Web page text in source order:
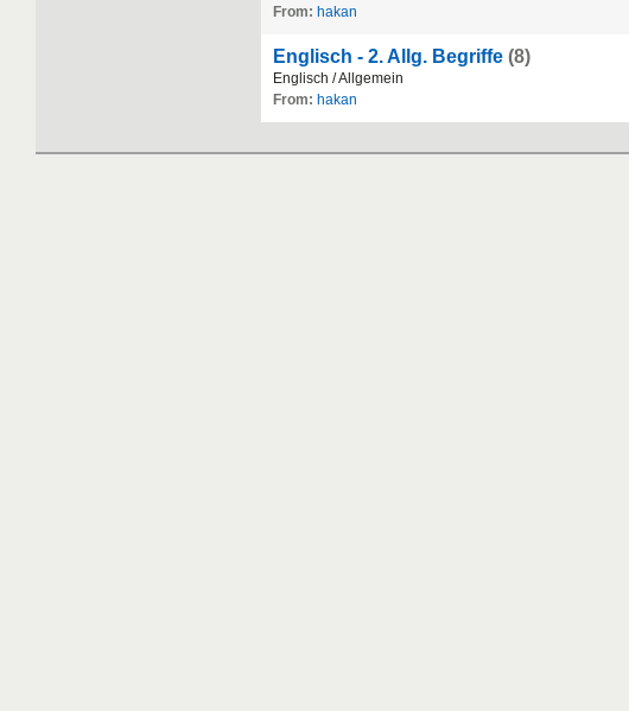
From: hakan
Englisch - 2. Allg. Begriffe (8)
Englisch /Allgemein
From: hakan